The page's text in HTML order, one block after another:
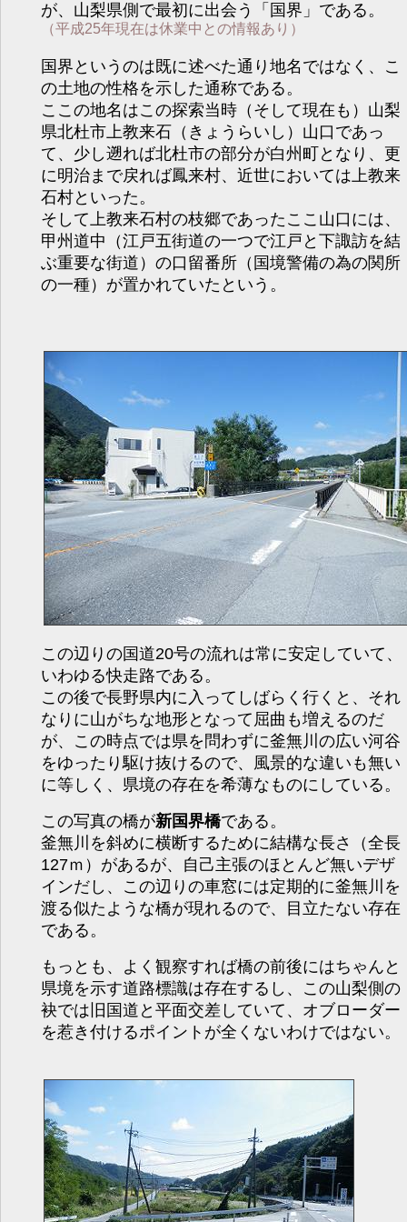
が、山梨県側で最初に出会う「国界」である。
（平成25年現在は休業中との情報あり）
国界というのは既に述べた通り地名ではなく、こ
の土地の性格を示した通称である。
ここの地名はこの探索当時（そして現在も）山梨
県北杜市上教来石（きょうらいし）山口であっ
て、少し遡れば北杜市の部分が白州町となり、更
に明治まで戻れば鳳来村、近世においては上教来
石村といった。
そして上教来石村の枝郷であったここ山口には、
甲州道中（江戸五街道の一つで江戸と下諏訪を結
ぶ重要な街道）の口留番所（国境警備の為の関所
の一種）が置かれていたという。
この辺りの国道20号の流れは常に安定していて、
いわゆる快走路である。
この後で長野県内に入ってしばらく行くと、それ
なりに山がちな地形となって屈曲も増えるのだ
が、この時点では県を問わずに釜無川の広い河谷
をゆったり駆け抜けるので、風景的な違いも無い
に等しく、県境の存在を希薄なものにしている。
この写真の橋が新国界橋である。
釜無川を斜めに横断するために結構な長さ（全長
127ｍ）があるが、自己主張のほとんど無いデザ
インだし、この辺りの車窓には定期的に釜無川を
渡る似たような橋が現れるので、目立たない存在
である。
もっとも、よく観察すれば橋の前後にはちゃんと
県境を示す道路標識は存在するし、この山梨側の
袂では旧国道と平面交差していて、オブローダー
を惹き付けるポイントが全くないわけではない。